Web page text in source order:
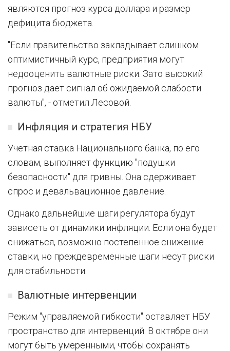
являются прогноз курса доллара и размер
дефицита бюджета.
"Если правительство закладывает слишком
оптимистичный курс, предприятия могут
недооценить валютные риски. Зато высокий
прогноз дает сигнал об ожидаемой слабости
валюты", - отметил Лесовой.
Инфляция и стратегия НБУ
Учетная ставка Национального банка, по его
словам, выполняет функцию "подушки
безопасности" для гривны. Она сдерживает
спрос и девальвационное давление.
Однако дальнейшие шаги регулятора будут
зависеть от динамики инфляции. Если она будет
снижаться, возможно постепенное снижение
ставки, но преждевременные шаги несут риски
для стабильности.
Валютные интервенции
Режим "управляемой гибкости" оставляет НБУ
пространство для интервенций. В октябре они
могут быть умеренными, чтобы сохранять